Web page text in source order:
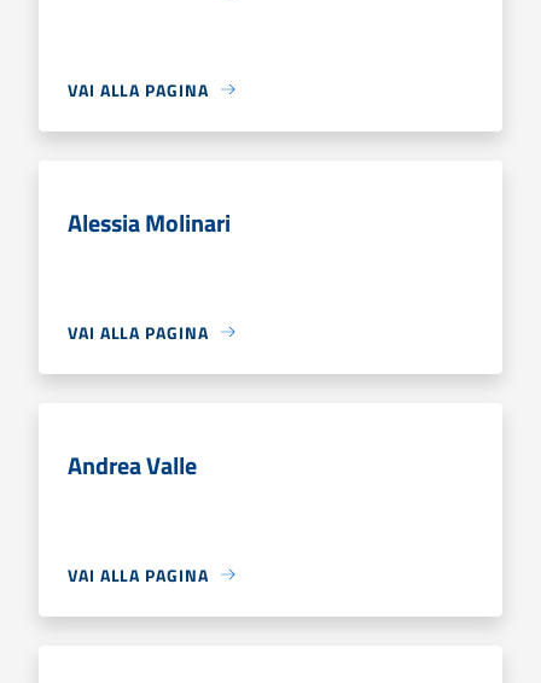
VAI ALLA PAGINA
Alessia Molinari
VAI ALLA PAGINA
Andrea Valle
VAI ALLA PAGINA